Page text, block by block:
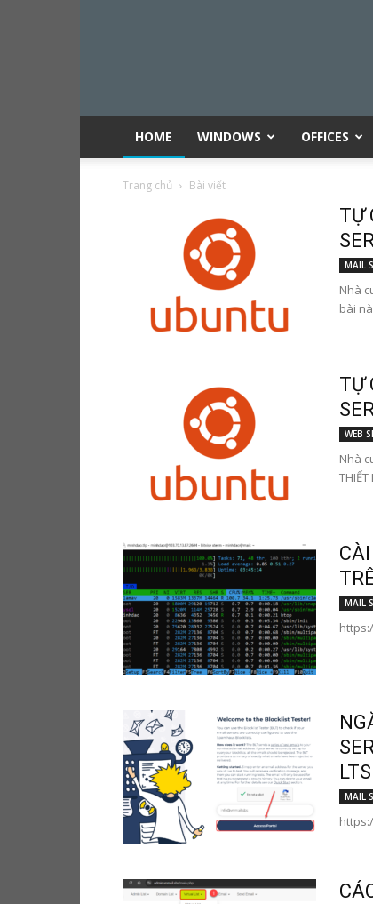
HOME WINDOWS OFFICES
Trang chủ Bài viết
TỰ
MAIL
Nhà
bài
TỰ
WEB
Nhà
THIẾT
MAIL
MAIL